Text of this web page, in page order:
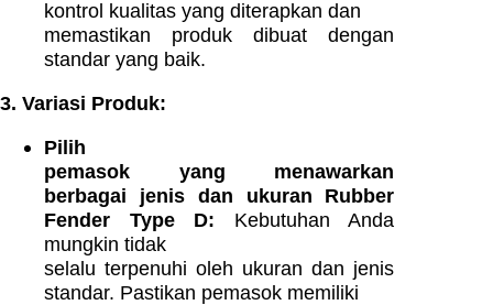
kontrol kualitas yang diterapkan dan
memastikan produk dibuat dengan
standar yang baik.
3. Variasi Produk:
Pilih
pemasok yang menawarkan
berbagai jenis dan ukuran Rubber
Fender Type D: Kebutuhan Anda
mungkin tidak
selalu terpenuhi oleh ukuran dan jenis
standar. Pastikan pemasok memiliki